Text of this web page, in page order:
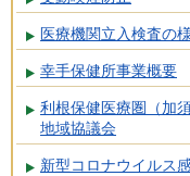
医療機関立入検査の
幸手保健所事業概要
利根保健医療圏（加
地域協議会
新型コロナウイルス